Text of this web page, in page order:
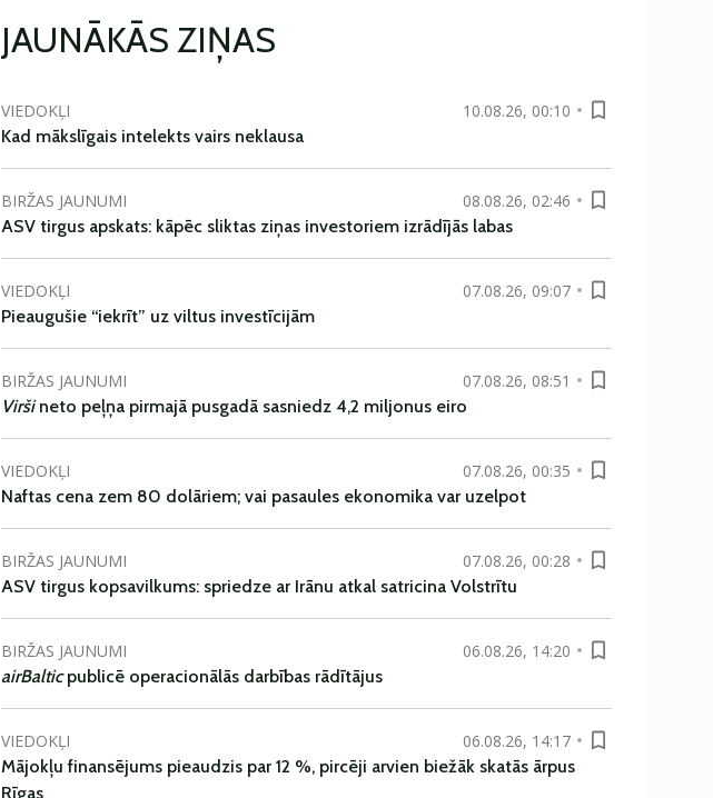
JAUNĀKĀS ZIŅAS
VIEDOKĻI
10.08.26, 00:10
Kad mākslīgais intelekts vairs neklausa
BIRŽAS JAUNUMI
08.08.26, 02:46
ASV tirgus apskats: kāpēc sliktas ziņas investoriem izrādījās labas
VIEDOKĻI
07.08.26, 09:07
Pieaugušie “iekrīt” uz viltus investīcijām
BIRŽAS JAUNUMI
07.08.26, 08:51
Viršineto peļņa pirmajā pusgadā sasniedz 4,2 miljonus eiro
VIEDOKĻI
07.08.26, 00:35
Naftas cena zem 80 dolāriem; vai pasaules ekonomika var uzelpot
BIRŽAS JAUNUMI
07.08.26, 00:28
ASV tirgus kopsavilkums: spriedze ar Irānu atkal satricina Volstrītu
BIRŽAS JAUNUMI
06.08.26, 14:20
airBalticpublicē operacionālās darbības rādītājus
VIEDOKĻI
06.08.26, 14:17
Mājokļu finansējums pieaudzis par 12 %, pircēji arvien biežāk skatās ārpus
Rīgas